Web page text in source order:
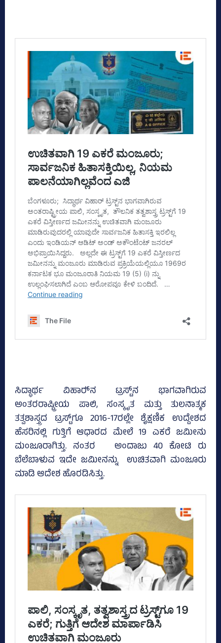
ಸಿದ್ಧಾರ್ಥ ವಿಹಾರ್‍‌ನ ಟ್ರಸ್ಟ್‌ನ ಭಾಗವಾಗಿರುವ
ಅಂತರರಾಷ್ಟ್ರೀಯ ಪಾಲಿ, ಸಂಸ್ಕೃತ ಮತ್ತು ತುಲನಾತ್ಮಕ
ತತ್ವಶಾಸ್ತ್ರದ ಟ್ರಸ್ಟ್‌ಗೂ 2016-17ರಲ್ಲೇ ಶೈಕ್ಷಣಿಕ ಉದ್ದೇಶದ
ಹೆಸರಿನಲ್ಲಿ ಗುತ್ತಿಗೆ ಆಧಾರದ ಮೇಲೆ 19 ಎಕರೆ ಜಮೀನು
ಮಂಜೂರಾಗಿತ್ತು. ನಂತರ ಅಂದಾಜು 40 ಕೋಟಿ ರು
ಬೆಲೆಬಾಳುವ ಇದೇ ಜಮೀನನ್ನು ಉಚಿತವಾಗಿ ಮಂಜೂರು
ಮಾಡಿ ಆದೇಶ ಹೊರಡಿಸಿತ್ತು.